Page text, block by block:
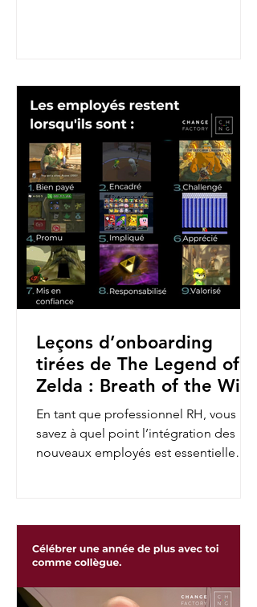
Leçons d’onboarding
tirées de The Legend of
Zelda : Breath of the Wild
En tant que professionnel RH, vous
savez à quel point l’intégration des
nouveaux employés est essentielle